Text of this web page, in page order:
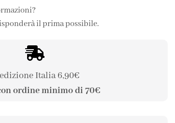
il prima possibile.
Italia 6,90€
ordine minimo di 70€